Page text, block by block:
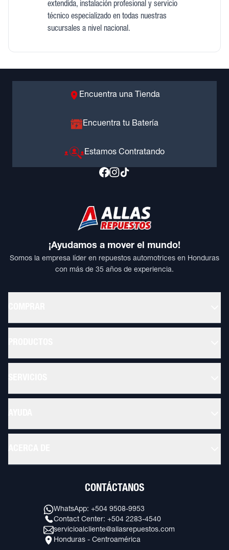
extendida, instalación profesional y servicio
técnico especializado en todas nuestras
sucursales a nivel nacional.
Encuentra una Tienda
Encuentra tu Batería
Estamos Contratando
¡Ayudamos a mover el mundo!
Somos la empresa líder en repuestos automotrices en Honduras
con más de 35 años de experiencia.
CONTÁCTANOS
WhatsApp: +504 9508-9953
Contact Center: +504 2283-4540
servicioalcliente@allasrepuestos.com
Honduras - Centroamérica